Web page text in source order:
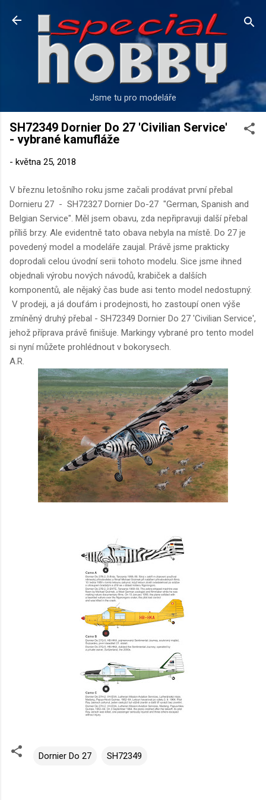
Přeskočit na hlavní obsah
Jsme tu pro modeláře
SH72349 Dornier Do 27 'Civilian Service'
- vybrané kamufláže
- května 25, 2018
V březnu letošního roku jsme začali prodávat první přebal
Dornieru 27 - SH72327 Dornier Do-27 "German, Spanish and
Belgian Service". Měl jsem obavu, zda nepřipravuji další přebal
příliš brzy. Ale evidentně tato obava nebyla na místě. Do 27 je
povedený model a modeláře zaujal. Právě jsme prakticky
doprodali celou úvodní serii tohoto modelu. Sice jsme ihned
objednali výrobu nových návodů, krabiček a dalších
komponentů, ale nějaký čas bude asi tento model nedostupný.
V prodeji, a já doufám i prodejnosti, ho zastoupí onen výše
zmíněný druhý přebal - SH72349 Dornier Do 27 'Civilian Service',
jehož příprava právě finišuje. Markingy vybrané pro tento model
si nyní můžete prohlédnout v bokorysech.
A.R.
Dornier Do 27 SH72349